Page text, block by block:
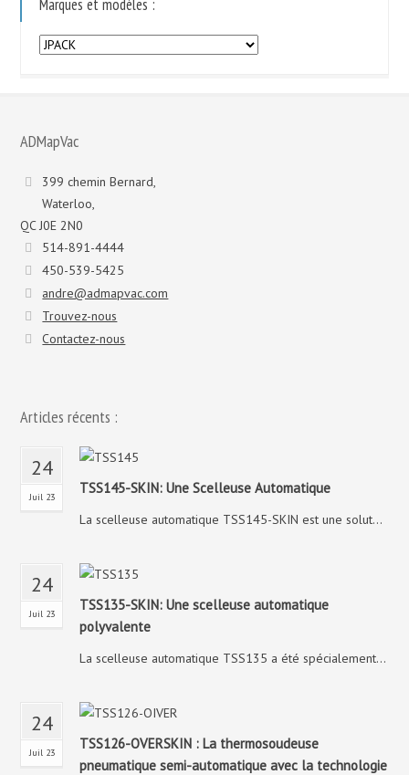
Marques et modèles :
Marques
ADMapVac
399 chemin Bernard,
Waterloo,
QC J0E 2N0
514-891-4444
450-539-5425
andre@admapvac.com
Trouvez-nous
Contactez-nous
Articles récents :
24
Juil 23
TSS145-SKIN: Une Scelleuse Automatique
La scelleuse automatique TSS145-SKIN est une solut...
24
Juil 23
TSS135-SKIN: Une scelleuse automatique
polyvalente
La scelleuse automatique TSS135 a été spécialement...
24
Juil 23
TSS126-OVERSKIN : La thermosoudeuse
pneumatique semi-automatique avec la technologie